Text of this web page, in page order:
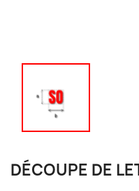
DÉCOUPE DE